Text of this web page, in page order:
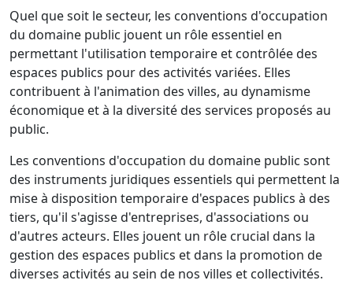
Quel que soit le secteur, les conventions d'occupation
du domaine public jouent un rôle essentiel en
permettant l'utilisation temporaire et contrôlée des
espaces publics pour des activités variées. Elles
contribuent à l'animation des villes, au dynamisme
économique et à la diversité des services proposés au
public.
Les conventions d'occupation du domaine public sont
des instruments juridiques essentiels qui permettent la
mise à disposition temporaire d'espaces publics à des
tiers, qu'il s'agisse d'entreprises, d'associations ou
d'autres acteurs. Elles jouent un rôle crucial dans la
gestion des espaces publics et dans la promotion de
diverses activités au sein de nos villes et collectivités.